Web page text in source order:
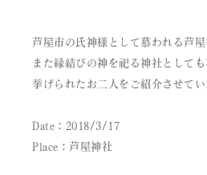
芦屋市の氏神様として慕われる芦屋
また縁結びの神を祀る神社として
挙げられたお二人をご紹介させてい
Date：2018/3/17
Place：芦屋神社